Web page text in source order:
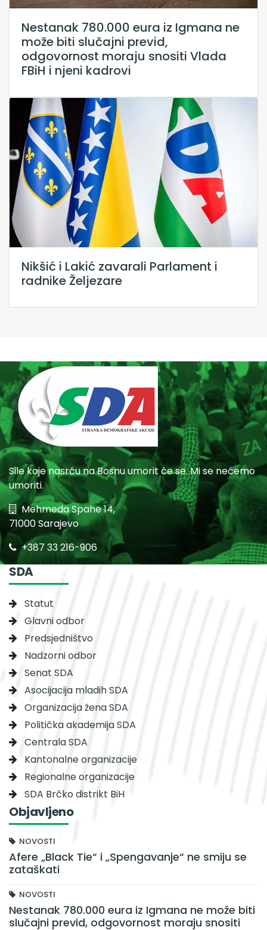
Nestanak 780.000 eura iz Igmana ne
može biti slučajni previd,
odgovornost moraju snositi Vlada
FBiH i njeni kadrovi
Nikšić i Lakić zavarali Parlament i
radnike Željezare
Sile koje nasrću na Bosnu umorit će se. Mi se nećemo
umoriti.
Mehmeda Spahe 14,
71000 Sarajevo
+387 33 216-906
SDA
Statut
Glavni odbor
Predsjedništvo
Nadzorni odbor
Senat SDA
Asocijacija mladih SDA
Organizacija žena SDA
Politička akademija SDA
Centrala SDA
Kantonalne organizacije
Regionalne organizacije
SDA Brčko distrikt BiH
Objavljeno
NOVOSTI
Afere „Black Tie“ i „Spengavanje“ ne smiju se
zataškati
NOVOSTI
Nestanak 780.000 eura iz Igmana ne može biti
slučajni previd, odgovornost moraju snositi